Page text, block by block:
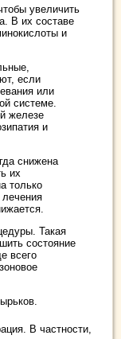
увеличить
В их составе
и
если
или
системе.
железе
и
снижена
их
только
лечения
Такая
состояние
всего
В частности,